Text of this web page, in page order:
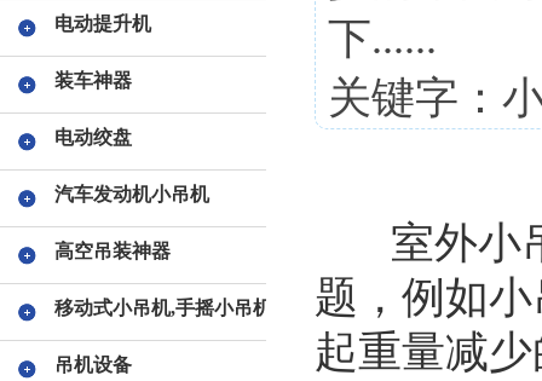
电动提升机
装车神器
电动绞盘
汽车发动机小吊机
高空吊装神器
移动式小吊机,手摇小吊机
吊机设备
下......
关键字：
室外小吊
题，例如
起重量减